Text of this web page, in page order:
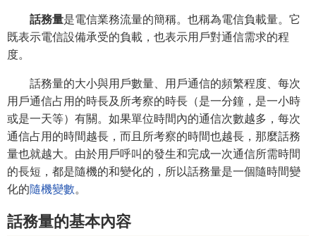
話務量是電信業務流量的簡稱。也稱為電信負載量。它
既表示電信設備承受的負載，也表示用戶對通信需求的程
度。
話務量的大小與用戶數量、用戶通信的頻繁程度、每次
用戶通信占用的時長及所考察的時長（是一分鐘，是一小時
或是一天等）有關。如果單位時間內的通信次數越多，每次
通信占用的時間越長，而且所考察的時間也越長，那麼話務
量也就越大。由於用戶呼叫的發生和完成一次通信所需時間
的長短，都是隨機的和變化的，所以話務量是一個隨時間變
化的隨機變數。
話務量的基本內容